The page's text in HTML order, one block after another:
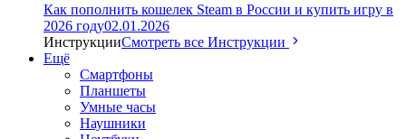
Как пополнить кошелек Steam в России и купить игру в
2026 году02.01.2026
ИнструкцииСмотреть все Инструкции
Ещё
Смартфоны
Планшеты
Умные часы
Наушники